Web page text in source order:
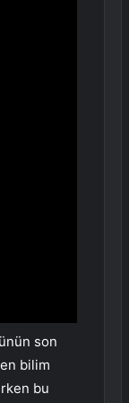
son
bilim
bu